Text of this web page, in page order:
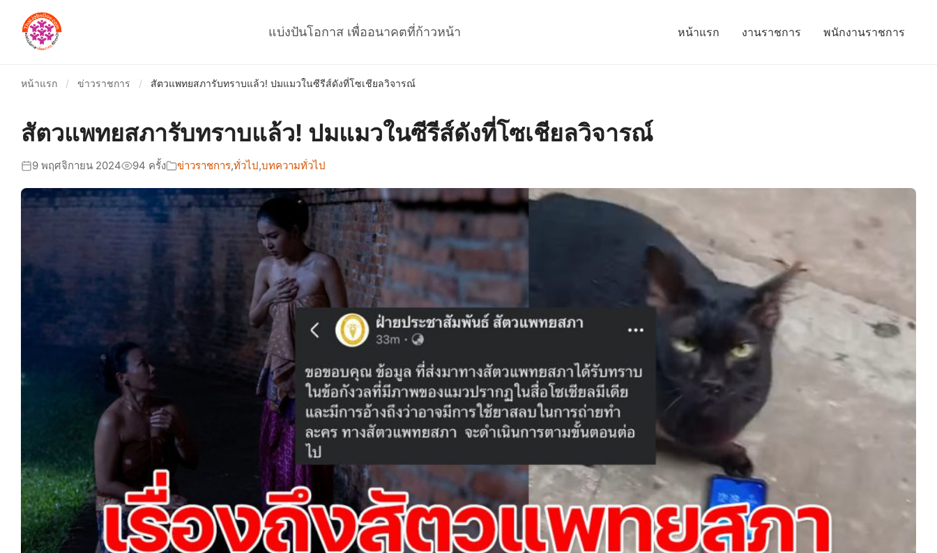
แบ่งปันโอกาส เพื่ออนาคตที่ก้าวหน้า หน้าแรก งานราชการ พนักงานราชการ
หน้าแรก / ข่าวราชการ / สัตวแพทยสภารับทราบแล้ว! ปมแมวในซีรีส์ดังที่โซเชียลวิจารณ์
สัตวแพทยสภารับทราบแล้ว! ปมแมวในซีรีส์ดังที่โซเชียลวิจารณ์
9 พฤศจิกายน 2024 94 ครั้ง ข่าวราชการ,ทั่วไป,บทความทั่วไป